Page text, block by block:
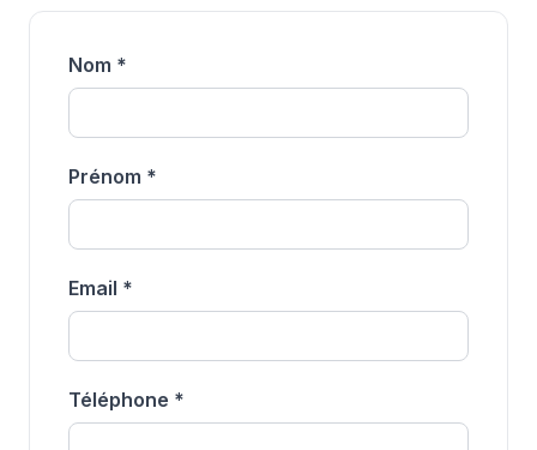
Nom *
Prénom *
Email *
Téléphone *